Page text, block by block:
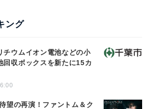
ング
チウムイオン電池などの小
回収ボックスを新たに15カ
望の再演！ファントム＆ク